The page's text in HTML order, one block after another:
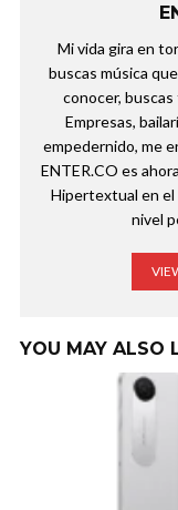
Mi vida gira en
buscas música
conocer,
Empresas,
empedernido, me
ENTER.CO es
Hipertextual en el
nivel
YOU MAY ALSO